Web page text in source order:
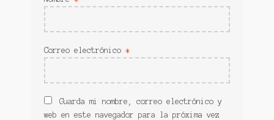
Correo electrónico *
Guarda mi nombre, correo electrónico y
web en este navegador para la próxima vez